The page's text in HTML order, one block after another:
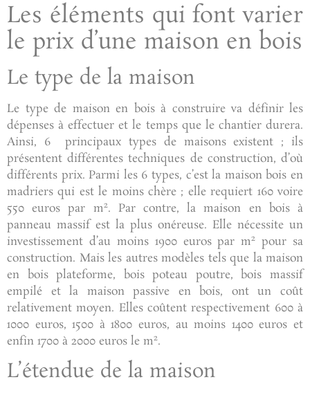
Les éléments qui font varier
le prix d’une maison en bois
Le type de la maison
Le type de maison en bois à construire va définir les
dépenses à effectuer et le temps que le chantier durera.
Ainsi, 6 principaux types de maisons existent ; ils
présentent différentes techniques de construction, d’où
différents prix. Parmi les 6 types, c’est la maison bois en
madriers qui est le moins chère ; elle requiert 160 voire
550 euros par m2. Par contre, la maison en bois à
panneau massif est la plus onéreuse. Elle nécessite un
investissement d’au moins 1900 euros par m2 pour sa
construction. Mais les autres modèles tels que la maison
en bois plateforme, bois poteau poutre, bois massif
empilé et la maison passive en bois, ont un coût
relativement moyen. Elles coûtent respectivement 600 à
1000 euros, 1500 à 1800 euros, au moins 1400 euros et
enfin 1700 à 2000 euros le m2.
L’étendue de la maison